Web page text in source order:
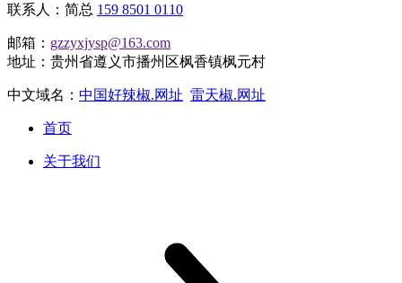
联系人：简总 159 8501 0110
邮箱： gzzyxjysp@163.com
地址：贵州省遵义市播州区枫香镇枫元村
中文域名： 中国好辣椒.网址 雷天椒.网址
首页
关于我们